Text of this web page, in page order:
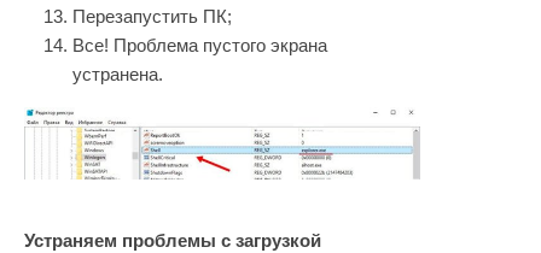
Перезапустить ПК;
Все! Проблема пустого экрана
устранена.
Устраняем проблемы с загрузкой